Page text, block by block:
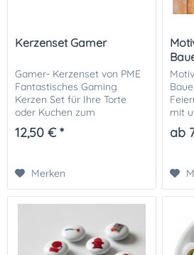
Kerzenset Gamer
Gamer- Kerzenset von PME
Fantastisches Gaming
Kerzen Set für Ihre Torte
oder Kuchen zum
Geburtstag ihres Videospiel-
Fans! 5 Kerzen inkl. Level Up.
12,50 € *
Merken
mit
ab